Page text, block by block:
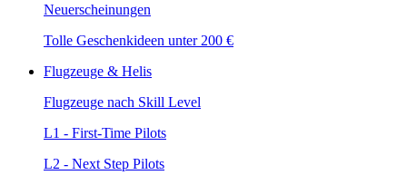
Neuerscheinungen
Tolle Geschenkideen unter 200 €
Flugzeuge & Helis
Flugzeuge nach Skill Level
L1 - First-Time Pilots
L2 - Next Step Pilots